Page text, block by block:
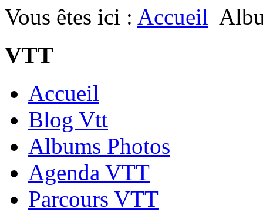
Vous êtes ici : Accueil
VTT
Accueil
Blog Vtt
Albums Photos
Agenda VTT
Parcours VTT